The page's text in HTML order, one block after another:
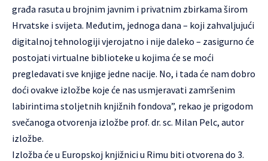
građa rasuta u brojnim javnim i privatnim zbirkama širom
Hrvatske i svijeta. Međutim, jednoga dana – koji zahvaljujući
digitalnoj tehnologiji vjerojatno i nije daleko – zasigurno će
postojati virtualne biblioteke u kojima će se moći
pregledavati sve knjige jedne nacije. No, i tada će nam dobro
doći ovakve izložbe koje će nas usmjeravati zamršenim
labirintima stoljetnih knjižnih fondova”, rekao je prigodom
svečanoga otvorenja izložbe prof. dr. sc. Milan Pelc, autor
izložbe.
Izložba će u Europskoj knjižnici u Rimu biti otvorena do 3.